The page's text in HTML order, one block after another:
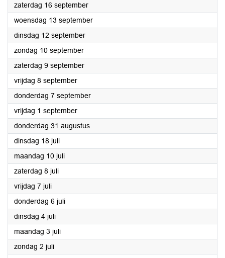
zaterdag 16 september2023
woensdag 13 september2023
dinsdag 12 september2023
zondag 10 september2023
zaterdag 9 september2023
vrijdag 8 september2023
donderdag 7 september2023
vrijdag 1 september2023
donderdag 31 augustus2023
dinsdag 18 juli2023
maandag 10 juli2023
zaterdag 8 juli2023
vrijdag 7 juli2023
donderdag 6 juli2023
dinsdag 4 juli2023
maandag 3 juli2023
zondag 2 juli2023